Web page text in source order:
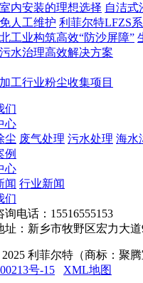
内安装的理想选择 自洁
人工维护 利菲尔特LFZS
业构筑高效“防沙屏障”
水治理高效解决方案
工行业粉尘收集项目
们
心
尘 废气处理 污水处理 海水
例
心
闻 行业新闻
们
询电话： 15516555153
址：新乡市牧野区宏力大
利菲尔特（商标：聚
号-15
XML地图